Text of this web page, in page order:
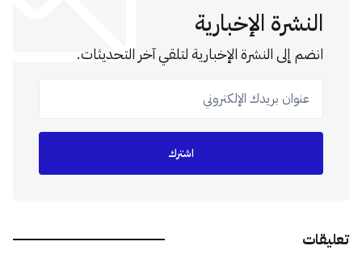
النشرة الإخبارية
انضم إلى النشرة الإخبارية لتلقي آخر التحديثات.
عنوان بريدك الإلكتروني
اشترك
تعليقات